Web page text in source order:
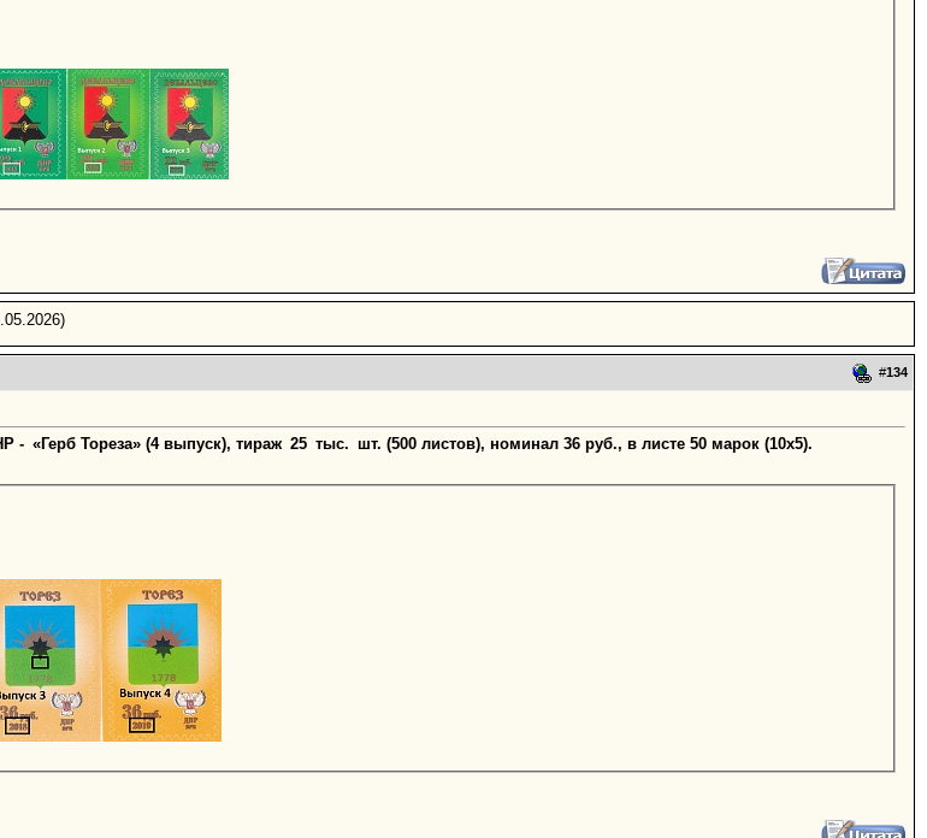
#134
- «Герб Тореза» (4 выпуск), тираж 25 тыс. шт. (500 листов), номинал 36 руб., в листе 50 марок (10х5).